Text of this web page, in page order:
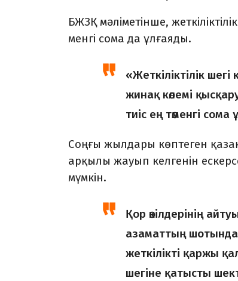
БЖЗҚ мәліметінше,
менгі сома да ұлғаяды.
«Жеткіліктілік
жинақ көлемі
тиіс ең төменгі
Соңғы жылдары көптеген
арқы­лы жауып келгенін
мүмкін.
Қор өкілдерінің
азаматтың шотында
жеткілікті қаржы
шегіне қатысты